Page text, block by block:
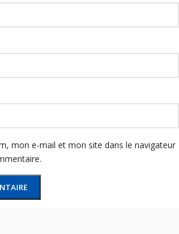
mon e-mail et mon site dans le navigateur